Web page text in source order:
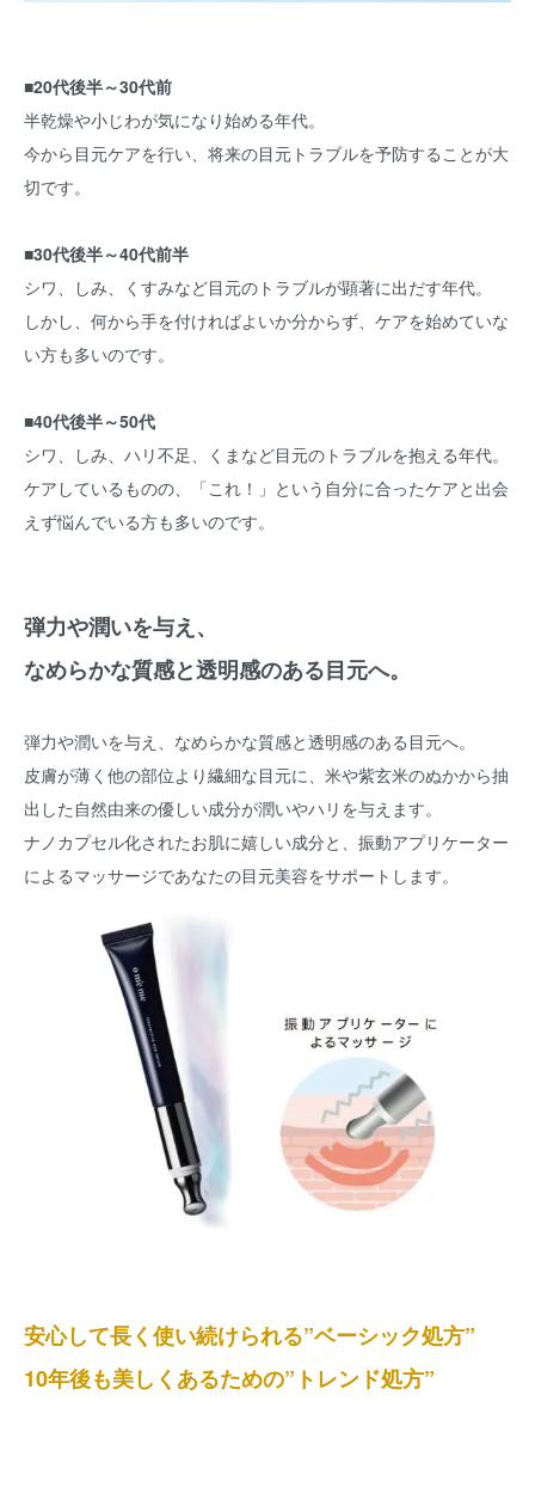
■20代後半～30代前
半乾燥や小じわが気になり始める年代。
今から目元ケアを行い、将来の目元トラブルを予防することが大
切です。
■30代後半～40代前半
シワ、しみ、くすみなど目元のトラブルが顕著に出だす年代。
しかし、何から手を付ければよいか分からず、ケアを始めていな
い方も多いのです。
■40代後半～50代
シワ、しみ、ハリ不足、くまなど目元のトラブルを抱える年代。
ケアしているものの、「これ！」という自分に合ったケアと出会
えず悩んでいる方も多いのです。
弾力や潤いを与え、
なめらかな質感と透明感のある目元へ。
弾力や潤いを与え、なめらかな質感と透明感のある目元へ。
皮膚が薄く他の部位より繊細な目元に、米や紫玄米のぬかから抽
出した自然由来の優しい成分が潤いやハリを与えます。
ナノカプセル化されたお肌に嬉しい成分と、振動アプリケーター
によるマッサージであなたの目元美容をサポートします。
安心して長く使い続けられる”ベーシック処方”
10年後も美しくあるための”トレンド処方”